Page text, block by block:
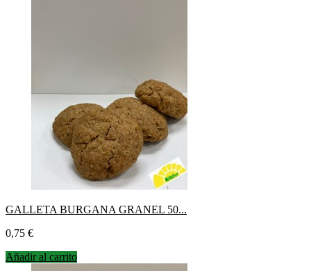
GALLETA BURGANA GRANEL 50...
Precio
0,75 €
Añadir al carrito